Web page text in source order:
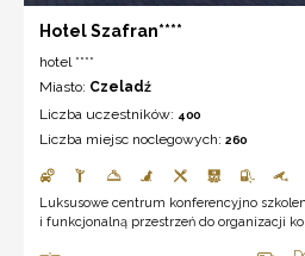
Hotel Szafran****
hotel ****
Miasto: Czeladź
Liczba uczestników: 400
Liczba miejsc noclegowych: 260
Luksusowe centrum konferencyjno
i funkcjonalną przestrzeń do organizacji